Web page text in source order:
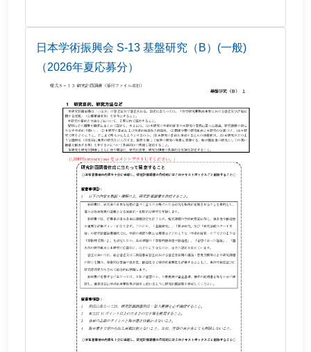
日本学術振興会 S-13 基盤研究（B）(一般)
（2026年夏応募分）